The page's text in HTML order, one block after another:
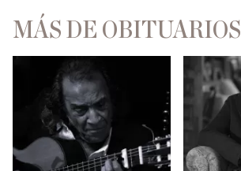
MÁS DE OBITUARIOS